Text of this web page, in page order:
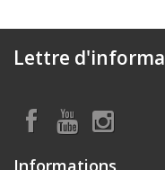
Lettre